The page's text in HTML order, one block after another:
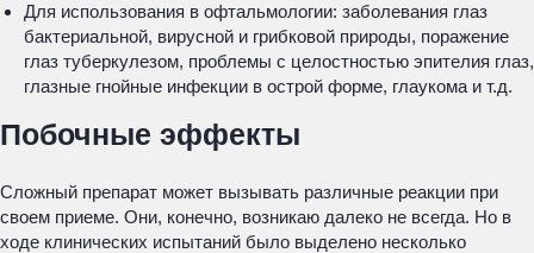
Для использования в офтальмологии: заболевания глаз
бактериальной, вирусной и грибковой природы, поражение
глаз туберкулезом, проблемы с целостностью эпителия глаз,
глазные гнойные инфекции в острой форме, глаукома и т.д.
Побочные эффекты
Сложный препарат может вызывать различные реакции при
своем приеме. Они, конечно, возникаю далеко не всегда. Но в
ходе клинических испытаний было выделено несколько